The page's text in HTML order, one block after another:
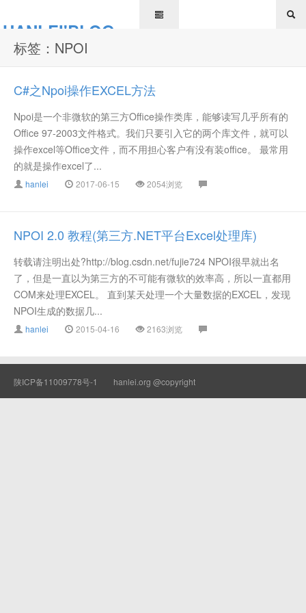
HANLEI'BLOG
标签：NPOI
C#之Npoi操作EXCEL方法
Npoi是一个非微软的第三方Office操作类库，能够读写几乎所有的
Office 97-2003文件格式。我们只要引入它的两个库文件，就可以
操作excel等Office文件，而不用担心客户有没有装office。 最常用
的就是操作excel了...
hanlei 2017-06-15 2054浏览
NPOI 2.0 教程(第三方.NET平台Excel处理库)
转载请注明出处?http://blog.csdn.net/fujie724 NPOI很早就出名
了，但是一直以为第三方的不可能有微软的效率高，所以一直都用
COM来处理EXCEL。 直到某天处理一个大量数据的EXCEL，发现
NPOI生成的数据几...
hanlei 2015-04-16 2163浏览
陕ICP备11009778号-1 hanlei.org @copyright